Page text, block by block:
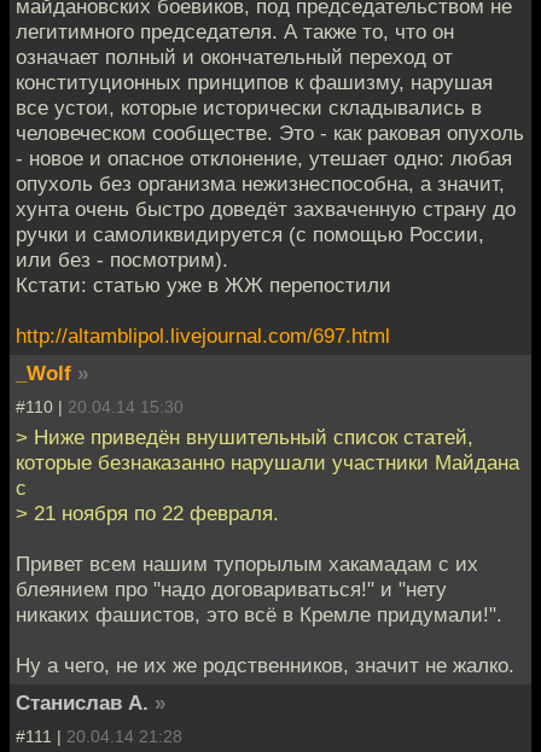
майдановских боевиков, под председательством не
легитимного председателя. А также то, что он
означает полный и окончательный переход от
конституционных принципов к фашизму, нарушая
все устои, которые исторически складывались в
человеческом сообществе. Это - как раковая опухоль
- новое и опасное отклонение, утешает одно: любая
опухоль без организма нежизнеспособна, а значит,
хунта очень быстро доведёт захваченную страну до
ручки и самоликвидируется (с помощью России,
или без - посмотрим).
Кстати: статью уже в ЖЖ перепостили
http://altamblipol.livejournal.com/697.html
_Wolf »
#110 | 20.04.14 15:30
> Ниже приведён внушительный список статей,
которые безнаказанно нарушали участники Майдана
с
> 21 ноября по 22 февраля.
Привет всем нашим тупорылым хакамадам с их
блеянием про "надо договариваться!" и "нету
никаких фашистов, это всё в Кремле придумали!".
Ну а чего, не их же родственников, значит не жалко.
Станислав А. »
#111 | 20.04.14 21:28